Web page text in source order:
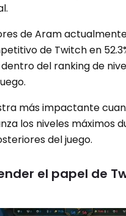
de Aram
de Twitch en
del ranking de
más impactante
los niveles máximos
del juego.
el papel de